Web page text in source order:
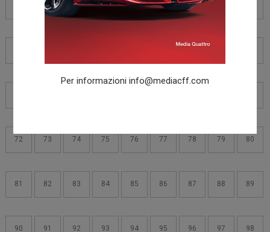
46 47 48 49 50 51
72 73 74 75 76 77 78 79 80
81 82 83 84 85 86 87 88 89
90 91 92 93 94 95 96 97 98
Per informazioni info@mediacff.com